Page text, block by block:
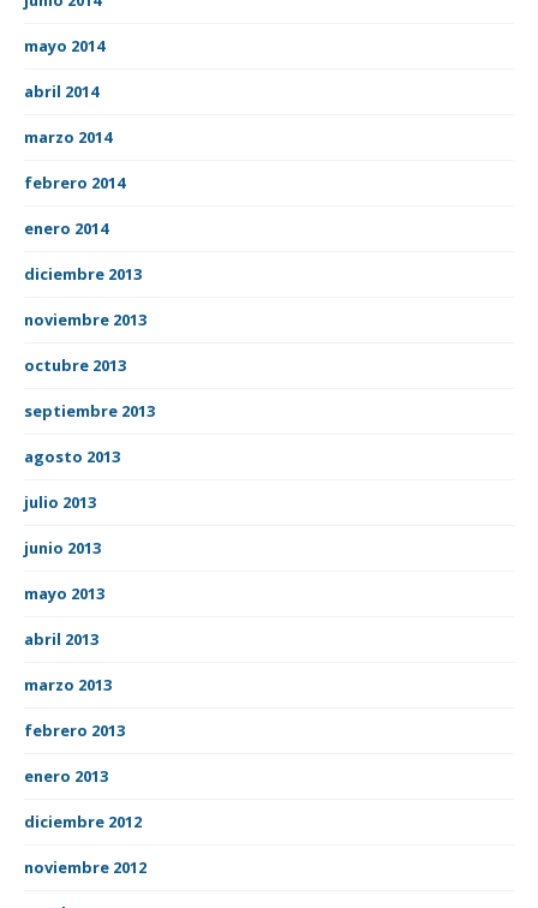
mayo 2014
abril 2014
marzo 2014
febrero 2014
enero 2014
diciembre 2013
noviembre 2013
octubre 2013
septiembre 2013
agosto 2013
julio 2013
junio 2013
mayo 2013
abril 2013
marzo 2013
febrero 2013
enero 2013
diciembre 2012
noviembre 2012